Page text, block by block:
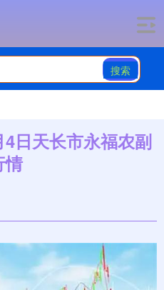
搜索
日天长市永福农副
情